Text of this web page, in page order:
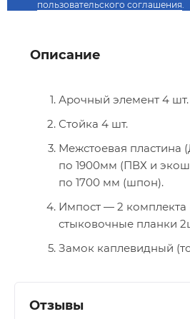
пользовательского соглашения
Описание
Арочный элемент 4 шт.
Стойка 4 шт.
Межстоевая
по 1900мм (ПВХ и
по 1700 мм (шпон).
Импост — 2 комплекта
стыковочные планки
Замок каплевидный
для арок со
Отзывы